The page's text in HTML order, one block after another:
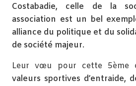
Costabadie, celle de la
association est un bel
alliance du politique et du
de société majeur.
Leur vœu pour cette 5ème
valeurs sportives d’entraide,